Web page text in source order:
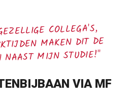
COLLEGA'S,
MAKEN DIT DE
NAAST MIJN STUDIE!"
VIA MF